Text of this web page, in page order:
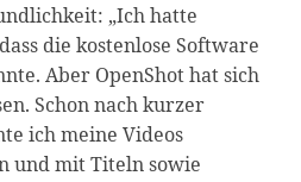
„Ich hatte
die kostenlose Software
Aber OpenShot hat sich
Schon nach kurzer
ich meine Videos
und mit Titeln sowie